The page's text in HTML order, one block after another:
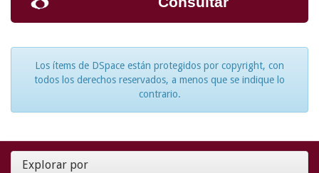
Los ítems de DSpace están protegidos por copyright, con
todos los derechos reservados, a menos que se indique lo
contrario.
Explorar por